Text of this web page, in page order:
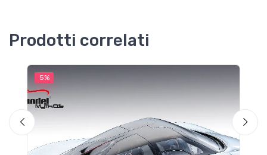
Prodotti correlati
5%